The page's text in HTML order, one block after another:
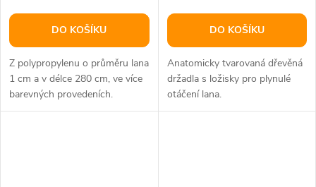
DO KOŠÍKU
Z polypropylenu o průměru lana
1 cm a v délce 280 cm, ve více
barevných provedeních.
DO KOŠÍKU
Anatomicky tvarovaná dřevěná
držadla s ložisky pro plynulé
otáčení lana.